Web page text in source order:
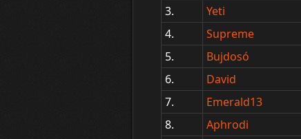
3.
Yeti
4.
Supreme
5.
Bujdosó
6.
David
7.
Emerald13
8.
Aphrodi